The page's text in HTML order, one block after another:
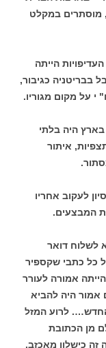
מוסתרים במקלט
הייתה
בבריטניה כגיבור,
י על מקום מגוריו.
היה בלתי
איתור
לעקוב אחריו
המבצעים.
לשלוח דואר
כל כתבי שקספיר
אמורה לעורר
אמור היה להביא
החדש…. לרוע המזל
מן הכתובת
כישלון מאכזב.